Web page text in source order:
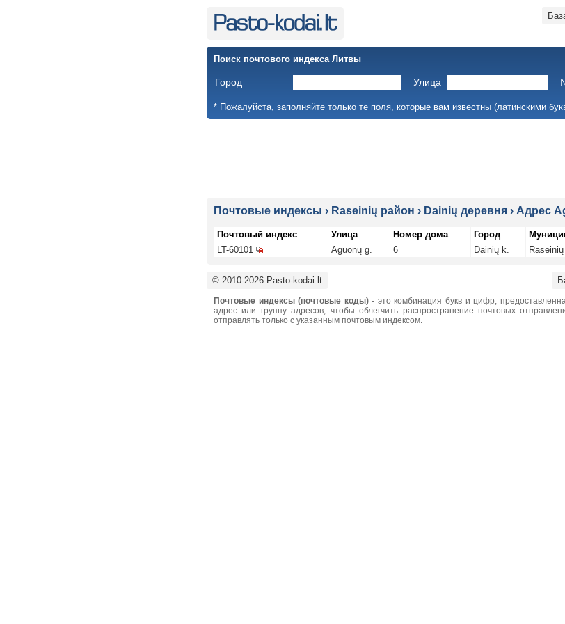
Поиск почтового индекса Литвы
Город Улица
* Пожалуйста, заполняйте только те поля, которые вам известны (латинскими
Почтовые индексы › Raseinių район › Dainių деревня › Адрес
Почтовый индекс Улица Номер дома Город
LT-60101
Aguonų g. 6 Dainių k.
© 2010-2026 Pasto-kodai.lt
Почтовые индексы (почтовые коды)- это комбинация букв и цифр,
адрес или группу адресов, чтобы облегчить распространение почтовых
отправлять только с указанным почтовым индексом.